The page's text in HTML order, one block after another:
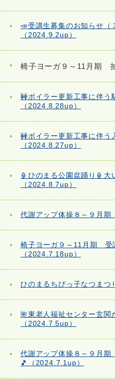
📣受講生募集のお知らせ（
（2024.9.2up）
椅子ヨーガ９～11月期
🚧ボイラー更新工事に伴う
（2024.8.28up）
🚧ボイラー更新工事に伴う
（2024.8.27up）
🏮ひのまる公園盆踊り🏮大
（2024.8.7up）
代謝アップ体操８～９月
椅子ヨーガ９～11月期 受
（2024.7.18up）
ひのまるちびっ子なつまつ
🌺東老人福祉センター玄関
（2024.7.5up）
代謝アップ体操８～９月
🎵（2024.7.1up）